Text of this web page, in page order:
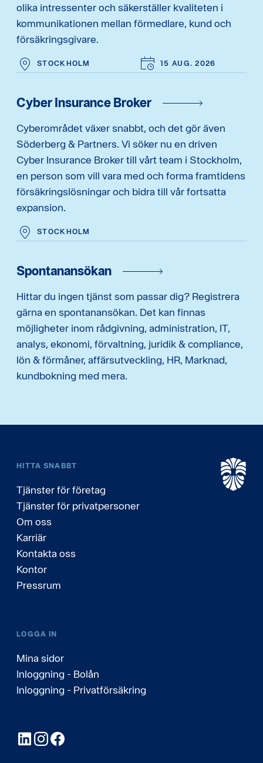
olika intressenter och säkerställer kvaliteten i
kommunikationen mellan förmedlare, kund och
försäkringsgivare.
STOCKHOLM 15 AUG. 2026
Cyber Insurance Broker
Cyberområdet växer snabbt, och det gör även
Söderberg & Partners. Vi söker nu en driven
Cyber Insurance Broker till vårt team i Stockholm,
en person som vill vara med och forma framtidens
försäkringslösningar och bidra till vår fortsatta
expansion.
STOCKHOLM
Spontanansökan
Hittar du ingen tjänst som passar dig? Registrera
gärna en spontanansökan. Det kan finnas
möjligheter inom rådgivning, administration, IT,
analys, ekonomi, förvaltning, juridik & compliance,
lön & förmåner, affärsutveckling, HR, Marknad,
kundbokning med mera.
HITTA SNABBT
Tjänster för företag
Tjänster för privatpersoner
Om oss
Karriär
Kontakta oss
Kontor
Pressrum
LOGGA IN
Mina sidor
Inloggning - Bolån
Inloggning - Privatförsäkring
LinkedInInstagram